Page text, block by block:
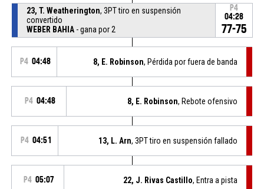
23, T. Weatherington, 3PT tiro en suspensión
convertido
WEBER BAHIA- gana por 2
P4
04:28
77-75
P4 04:48 8, E. Robinson, Pérdida por fuera de banda
P4 04:48 8, E. Robinson, Rebote ofensivo
P4 04:51 13, L. Arn, 3PT tiro en suspensión fallado
P4 05:07 22, J. Rivas Castillo, Entra a pista